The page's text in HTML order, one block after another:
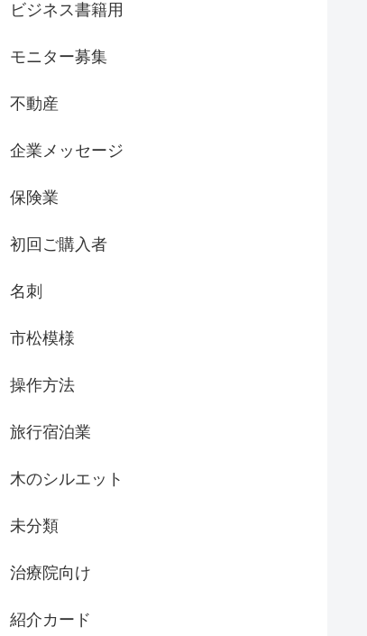
ビジネス書籍用
モニター募集
不動産
企業メッセージ
保険業
初回ご購入者
名刺
市松模様
操作方法
旅行宿泊業
木のシルエット
未分類
治療院向け
紹介カード